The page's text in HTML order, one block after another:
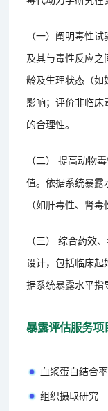
（一）阐明毒性
及其与毒性反应
龄及生理状态（如
影响；评价非临
的合理性。
（二） 提高动物
值。依据系统暴露
（如肝毒性、肾
（三） 综合药效
设计，包括临床起
据系统暴露水平指
暴露评估服务项
血浆蛋白结合
组织摄取研究